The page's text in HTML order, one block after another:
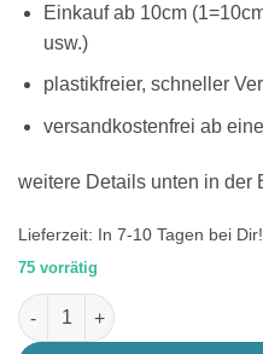
Einkauf ab 10cm
usw.)
plastikfreier, schneller
versandkostenfrei ab
weitere Details unten in der
Lieferzeit: In 7-10 Tagen bei Dir!
75 vorrätig
Canvas Zitronen Stoff auf